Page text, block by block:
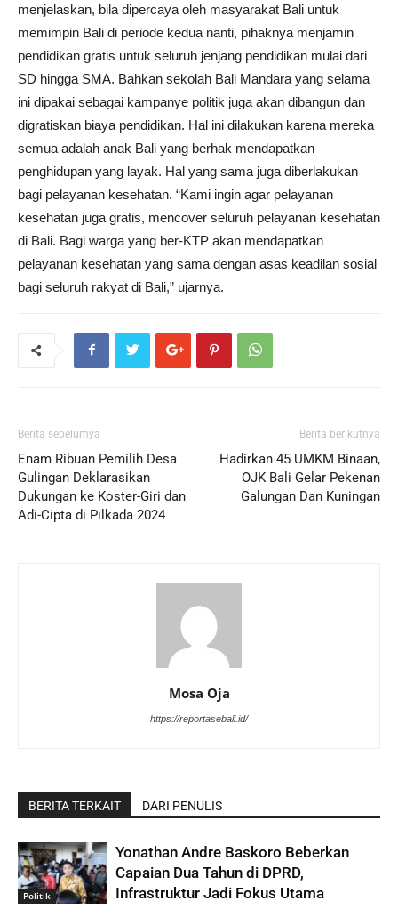
menjelaskan, bila dipercaya oleh masyarakat Bali untuk
memimpin Bali di periode kedua nanti, pihaknya menjamin
pendidikan gratis untuk seluruh jenjang pendidikan mulai dari
SD hingga SMA. Bahkan sekolah Bali Mandara yang selama
ini dipakai sebagai kampanye politik juga akan dibangun dan
digratiskan biaya pendidikan. Hal ini dilakukan karena mereka
semua adalah anak Bali yang berhak mendapatkan
penghidupan yang layak. Hal yang sama juga diberlakukan
bagi pelayanan kesehatan. “Kami ingin agar pelayanan
kesehatan juga gratis, mencover seluruh pelayanan kesehatan
di Bali. Bagi warga yang ber-KTP akan mendapatkan
pelayanan kesehatan yang sama dengan asas keadilan sosial
bagi seluruh rakyat di Bali,” ujarnya.
Berita sebelumya
Enam Ribuan Pemilih Desa
Gulingan Deklarasikan
Dukungan ke Koster-Giri dan
Adi-Cipta di Pilkada 2024
Berita berikutnya
Hadirkan 45 UMKM Binaan,
OJK Bali Gelar Pekenan
Galungan Dan Kuningan
Mosa Oja
https://reportasebali.id/
BERITA TERKAIT DARI PENULIS
Politik
Yonathan Andre Baskoro Beberkan
Capaian Dua Tahun di DPRD,
Infrastruktur Jadi Fokus Utama